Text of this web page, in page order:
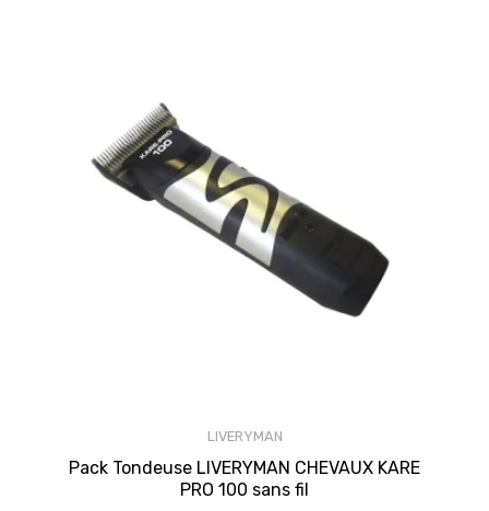
LIVERYMAN
Pack Tondeuse LIVERYMAN CHEVAUX KARE
PRO 100 sans fil